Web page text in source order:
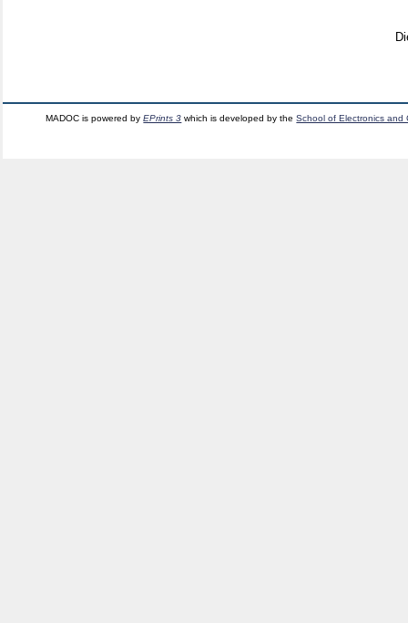
MADOC is powered byEPrints 3 which is developed by theSchool of Electronics and